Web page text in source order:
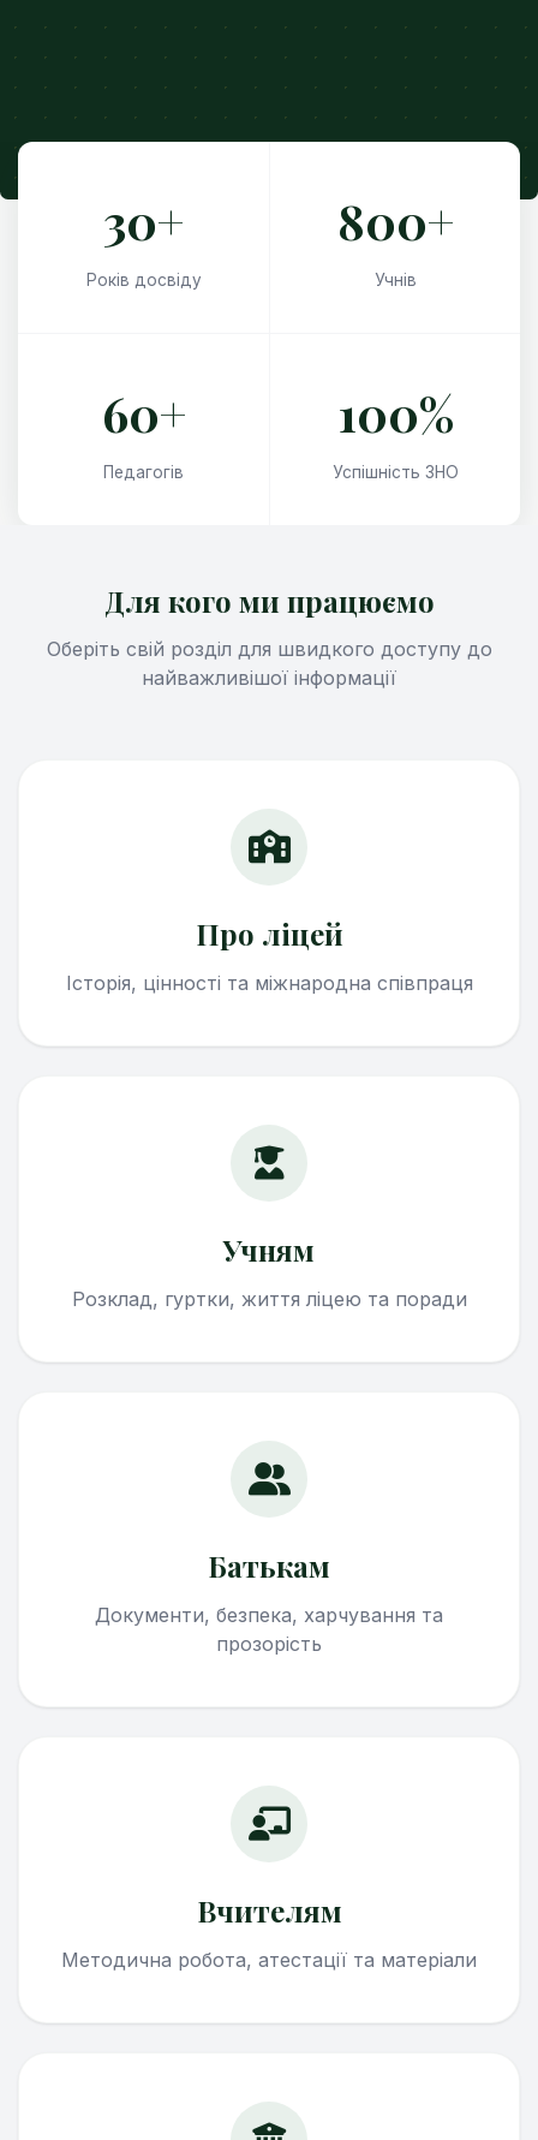
30+
Років досвіду
800+
Учнів
60+
Педагогів
100%
Успішність ЗНО
Для кого ми працюємо
Оберіть свій розділ для швидкого доступу до
найважливішої інформації
Про ліцей
Історія, цінності та міжнародна співпраця
Учням
Розклад, гуртки, життя ліцею та поради
Батькам
Документи, безпека, харчування та
прозорість
Вчителям
Методична робота, атестації та матеріали